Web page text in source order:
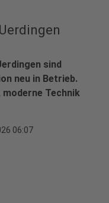
sind
neu in Betrieb.
Technik
06:07